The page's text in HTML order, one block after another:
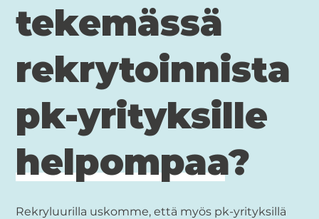
tekemässä
rekrytoinnista
pk-yrityksille
helpompaa?
Rekryluurilla uskomme, että myös pk-yrityksillä